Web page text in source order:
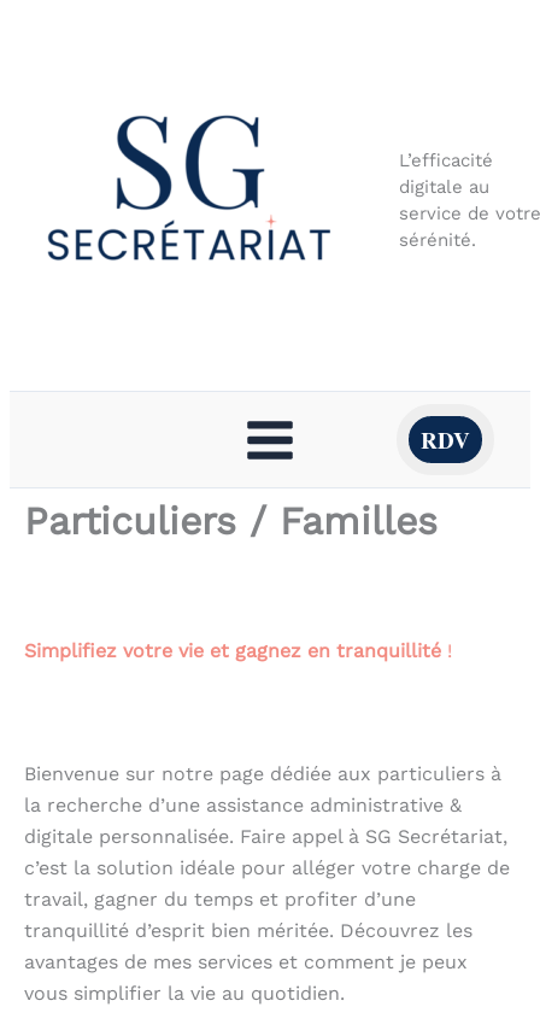
L’efficacité
digitale au
service de votre
sérénité.
RDV
Particuliers / Familles
Simplifiez votre vie et gagnez en tranquillité !
Bienvenue sur notre page dédiée aux particuliers à
la recherche d’une assistance administrative &
digitale personnalisée. Faire appel à SG Secrétariat,
c’est la solution idéale pour alléger votre charge de
travail, gagner du temps et profiter d’une
tranquillité d’esprit bien méritée. Découvrez les
avantages de mes services et comment je peux
vous simplifier la vie au quotidien.